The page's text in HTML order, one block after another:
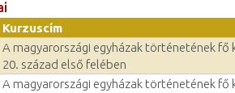
Kurzuscím
A magyarországi egyházak történetének fő
20. század első felében
A magyarországi egyházak történetének fő